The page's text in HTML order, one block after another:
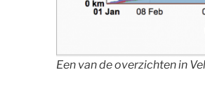
Een van de overzichten in